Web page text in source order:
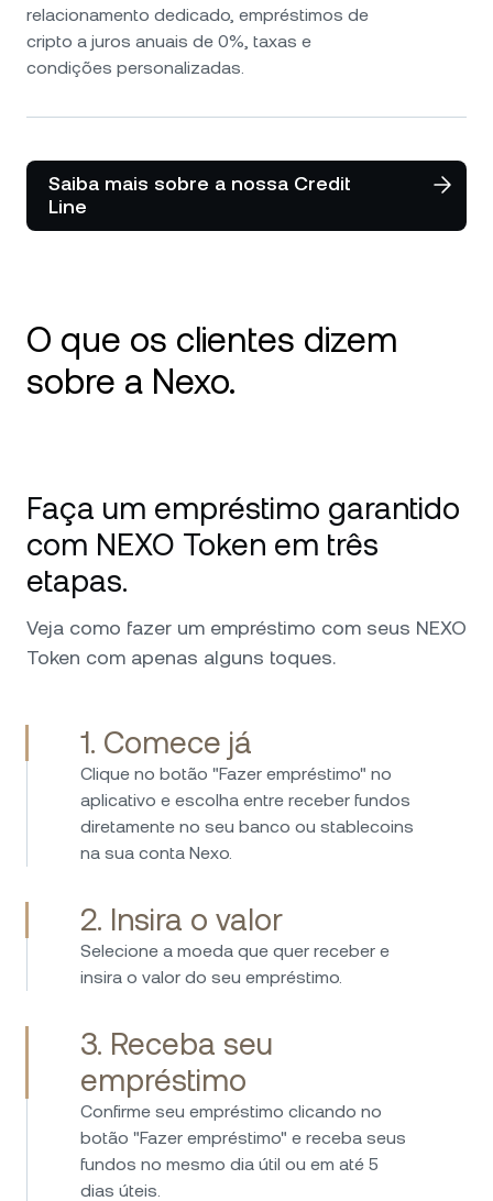
relacionamento dedicado, empréstimos de
cripto a juros anuais de 0%, taxas e
condições personalizadas.
Saiba mais sobre a nossa Credit
Line
O que os clientes dizem
sobre a Nexo.
disponibilidade em todas as questões e
solicitações que eu já tive. Recomendo sem
hesitar. Vale destacar a alta segurança de
nível militar e os custodiantes por trás da
meus investimentos em suas mãos.
Continuem com o ótimo trabalho!
Invisto na Nexo e uso a plataforma desde
2017 sem qualquer problema. Fazer
empréstimos é direto, rápido e fácil, e as taxas
de juros sobre os fundos são
consistentemente atrativas. A Nexo oferece
criptoativos e ganhar renda passiva.
intuitiva, confiável e se destaca pelo modelo
de negócios transparente e inovador. Uma
da concorrência.
Uso a Nexo há alguns anos e estou
extremamente impressionado com o serviço
que oferece. A plataforma é fácil de usar, o
que facilita a navegação até para iniciantes.
As taxas de juros para empréstimos e ganhos
são competitivos, e eu valorizo a
Faça um empréstimo garantido
com NEXO Token em três
etapas.
Veja como fazer um empréstimo com seus NEXO
Token com apenas alguns toques.
1. Comece já
Clique no botão "Fazer empréstimo" no
aplicativo e escolha entre receber fundos
diretamente no seu banco ou stablecoins
na sua conta Nexo.
2. Insira o valor
Selecione a moeda que quer receber e
insira o valor do seu empréstimo.
3. Receba seu
empréstimo
Confirme seu empréstimo clicando no
botão "Fazer empréstimo" e receba seus
fundos no mesmo dia útil ou em até 5
dias úteis.